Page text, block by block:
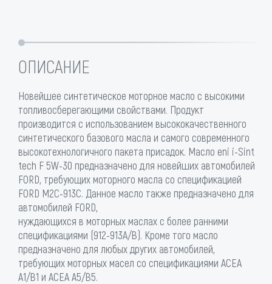
ОПИСАНИЕ
Новейшее синтетическое моторное масло с высокими
топливосберегающими свойствами. Продукт
производится с использованием высококачественного
синтетического базового масла и самого современного
высокотехнологичного пакета присадок. Масло eni i-Sint
tech F 5W-30 предназначено для новейших автомобилей
FORD, требующих моторного масла со спецификацией
FORD M2C-913С. Данное масло также предназначено для
автомобилей FORD,
нуждающихся в моторных маслах с более ранними
спецификациями (912-913A/B). Кроме того масло
предназначено для любых других автомобилей,
требующих моторных масел со спецификациями ACEA
A1/B1 и ACEA A5/B5.